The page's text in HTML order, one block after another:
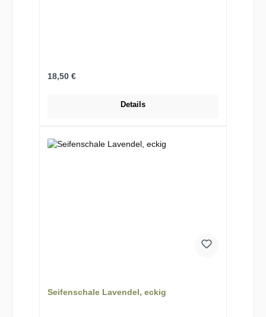
Regulärer Preis:
18,50 €
Details
Seifenschale Lavendel, eckig